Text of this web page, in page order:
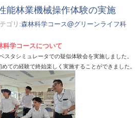
能林業機械操作体験の実施
ゴリ:森林科学コース@グリーンライフ科
科学コースについて
スタシミュレータでの疑似体験会を実施しました。
ての経験で終始楽しく実施することができました。